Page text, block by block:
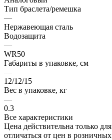
Тип браслета/ремешка
—
Нержавеющая сталь
Водозащита
—
WR50
Габариты в упаковке, см
—
12/12/15
Вес в упаковке, кг
—
0.3
Все характеристики
Цена действительна только
отличаться от цен в